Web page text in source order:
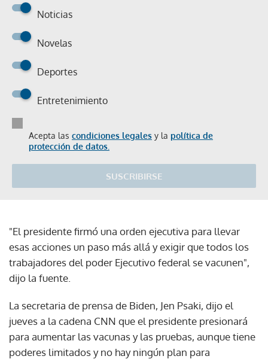
Noticias
Novelas
Deportes
Entretenimiento
Acepta las condiciones legales y la política de
protección de datos.
SUSCRIBIRSE
"El presidente firmó una orden ejecutiva para llevar
esas acciones un paso más allá y exigir que todos los
trabajadores del poder Ejecutivo federal se vacunen",
dijo la fuente.
La secretaria de prensa de Biden, Jen Psaki, dijo el
jueves a la cadena CNN que el presidente presionará
para aumentar las vacunas y las pruebas, aunque tiene
poderes limitados y no hay ningún plan para